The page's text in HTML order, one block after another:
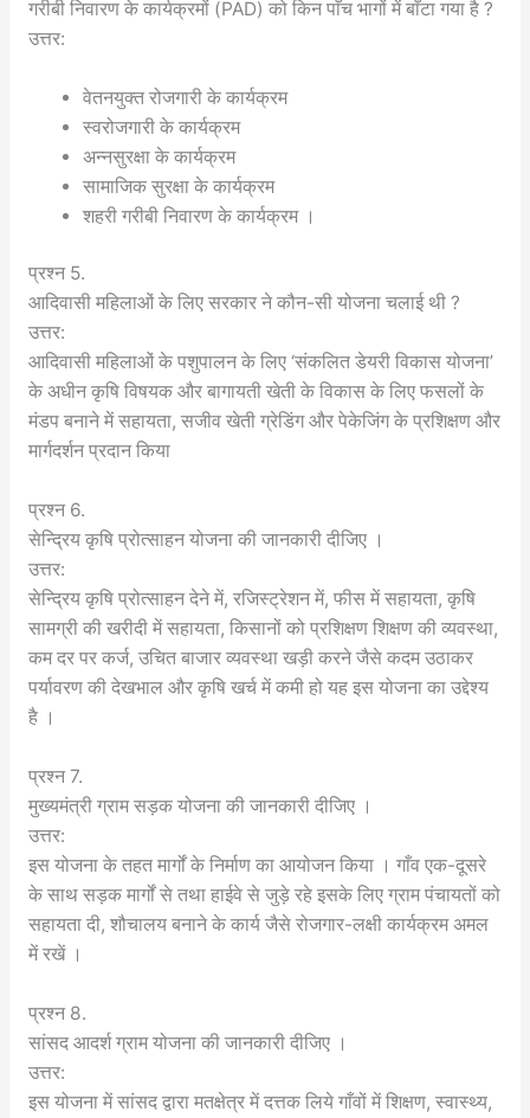
गरीबी निवारण के कार्यक्रमों (PAD) को किन पाँच भागों में बाँटा गया है ?
उत्तर:
वेतनयुक्त रोजगारी के कार्यक्रम
स्वरोजगारी के कार्यक्रम
अन्नसुरक्षा के कार्यक्रम
सामाजिक सुरक्षा के कार्यक्रम
शहरी गरीबी निवारण के कार्यक्रम ।
प्रश्न 5.
आदिवासी महिलाओं के लिए सरकार ने कौन-सी योजना चलाई थी ?
उत्तर:
आदिवासी महिलाओं के पशुपालन के लिए ‘संकलित डेयरी विकास योजना’
के अधीन कृषि विषयक और बागायती खेती के विकास के लिए फसलों के
मंडप बनाने में सहायता, सजीव खेती ग्रेडिंग और पेकेजिंग के प्रशिक्षण और
मार्गदर्शन प्रदान किया
प्रश्न 6.
सेन्द्रिय कृषि प्रोत्साहन योजना की जानकारी दीजिए ।
उत्तर:
सेन्द्रिय कृषि प्रोत्साहन देने में, रजिस्ट्रेशन में, फीस में सहायता, कृषि
सामग्री की खरीदी में सहायता, किसानों को प्रशिक्षण शिक्षण की व्यवस्था,
कम दर पर कर्ज, उचित बाजार व्यवस्था खड़ी करने जैसे कदम उठाकर
पर्यावरण की देखभाल और कृषि खर्च में कमी हो यह इस योजना का उद्देश्य
है ।
प्रश्न 7.
मुख्यमंत्री ग्राम सड़क योजना की जानकारी दीजिए ।
उत्तर:
इस योजना के तहत मार्गों के निर्माण का आयोजन किया । गाँव एक-दूसरे
के साथ सड़क मार्गों से तथा हाईवे से जुड़े रहे इसके लिए ग्राम पंचायतों को
सहायता दी, शौचालय बनाने के कार्य जैसे रोजगार-लक्षी कार्यक्रम अमल
में रखें ।
प्रश्न 8.
सांसद आदर्श ग्राम योजना की जानकारी दीजिए ।
उत्तर:
इस योजना में सांसद द्वारा मतक्षेत्र में दत्तक लिये गाँवों में शिक्षण, स्वास्थ्य,